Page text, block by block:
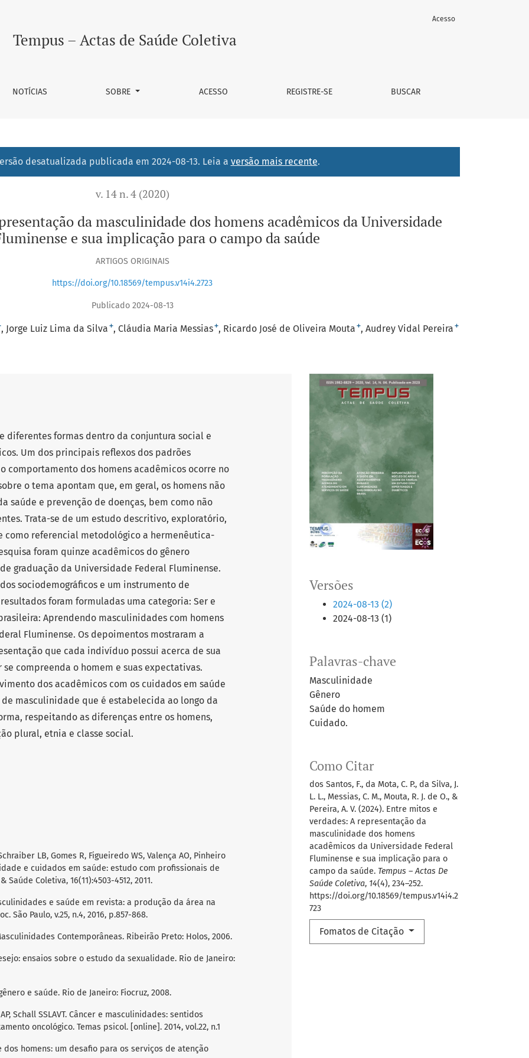
dos homens acadêmicos da Universidade Federal Fluminense e sua implicação para o campo da saúde
Tempus – Actas de Saúde Coletiva
NOTÍCIAS SOBRE ACESSO REGISTRE-SE BUSCAR
Acesso
desatualizada publicada em 2024-08-13. Leia a versão mais recente.
v. 14 n. 4 (2020)
da masculinidade dos homens acadêmicos da Universidade
e sua implicação para o campo da saúde
ARTIGOS ORIGINAIS
https://doi.org/10.18569/tempus.v14i4.2723
Publicado 2024-08-13
Jorge Luiz Lima da Silva + Cláudia Maria Messias+ Ricardo José de Oliveira Mouta + Audrey Vidal Pereira +
Versões
2024-08-13 (2)
2024-08-13 (1)
Palavras-chave
Masculinidade
Gênero
Saúde do homem
Cuidado.
Como Citar
dos Santos, F., da Mota, C. P., da Silva, J.
L. L., Messias, C. M., Mouta, R. J. de O., &
Pereira, A. V. (2024). Entre mitos e
verdades: A representação da
masculinidade dos homens
acadêmicos da Universidade Federal
Fluminense e sua implicação para o
campo da saúde. Tempus – Actas De
Saúde Coletiva, 14(4), 234–252.
https://doi.org/10.18569/tempus.v14i4.2
723
Fomatos de Citação
diferentes formas dentro da conjuntura social e
Um dos principais reflexos dos padrões
comportamento dos homens acadêmicos ocorre no
o tema apontam que, em geral, os homens não
saúde e prevenção de doenças, bem como não
Trata-se de um estudo descritivo, exploratório,
referencial metodológico a hermenêutica-
foram quinze acadêmicos do gênero
graduação da Universidade Federal Fluminense.
sociodemográficos e um instrumento de
foram formuladas uma categoria: Ser e
Aprendendo masculinidades com homens
Fluminense. Os depoimentos mostraram a
que cada indivíduo possui acerca de sua
compreenda o homem e suas expectativas.
dos acadêmicos com os cuidados em saúde
masculinidade que é estabelecida ao longo da
respeitando as diferenças entre os homens,
plural, etnia e classe social.
LB, Gomes R, Figueiredo WS, Valença AO, Pinheiro
e cuidados em saúde: estudo com profissionais de
Coletiva, 16(11):4503-4512, 2011.
e saúde em revista: a produção da área na
São Paulo, v.25, n.4, 2016, p.857-868.
Contemporâneas. Ribeirão Preto: Holos, 2006.
ensaios sobre o estudo da sexualidade. Rio de Janeiro:
e saúde. Rio de Janeiro: Fiocruz, 2008.
Schall SSLAVT. Câncer e masculinidades: sentidos
oncológico. Temas psicol. [online]. 2014, vol.22, n.1
dos homens: um desafio para os serviços de atenção